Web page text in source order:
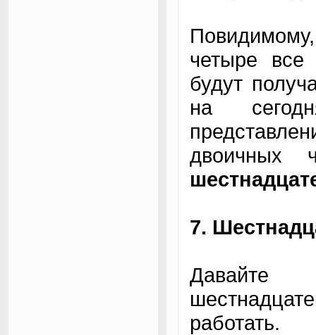
четыре
будут
на
двоичных
7.
Давайте
работать.